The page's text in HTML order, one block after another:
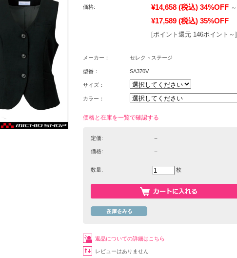
価格: ¥14,658 (税込) 34%OFF ～
¥17,589 (税込) 35%OFF
[ポイント還元 146ポイント～]
メーカー： セレクトステージ
型番： SA370V
サイズ：
カラー：
価格と在庫を一覧で確認する
定価: －
価格: －
数量: 枚
返品についての詳細はこちら
レビューはありません